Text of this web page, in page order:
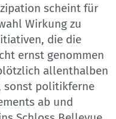
scheint für
Wirkung zu
die die
ernst genommen
allenthalben
sonst politikferne
ab und